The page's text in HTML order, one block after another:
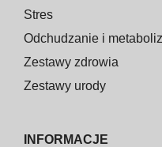
Stres
Odchudzanie i
Zestawy zdrowia
Zestawy urody
INFORMACJE